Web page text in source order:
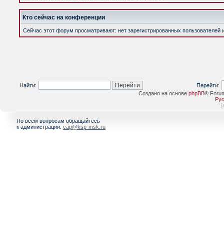
Кто сейчас на конференции
Сейчас этот форум просматривают: нет зарегистрированных пользователей
Найти:
Перейти:
Создано на основе phpBB®
[
По всем вопросам обращайтесь
к администрации: cap@ksp-msk.ru